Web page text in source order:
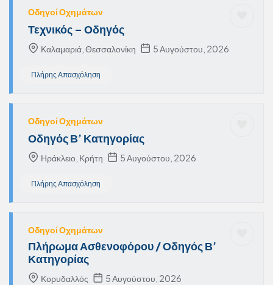
Οδηγοί Οχημάτων
Τεχνικός – Οδηγός
Καλαμαριά, Θεσσαλονίκη 5 Αυγούστου, 2026
Πλήρης Απασχόληση
Οδηγοί Οχημάτων
Οδηγός Β’ Κατηγορίας
Ηράκλειο, Κρήτη 5 Αυγούστου, 2026
Πλήρης Απασχόληση
Οδηγοί Οχημάτων
Πλήρωμα Ασθενοφόρου / Οδηγός Β’
Κατηγορίας
Κορυδαλλός 5 Αυγούστου, 2026